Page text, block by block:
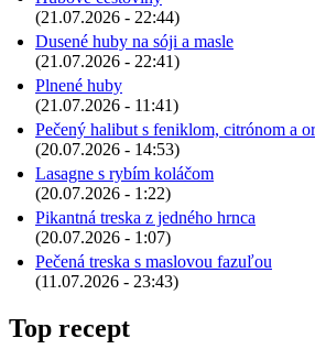
(21.07.2026 - 22:44)
Dusené huby na sóji a masle
(21.07.2026 - 22:41)
Plnené huby
(21.07.2026 - 11:41)
Pečený halibut s feniklom, citrónom a
(20.07.2026 - 14:53)
Lasagne s rybím koláčom
(20.07.2026 - 1:22)
Pikantná treska z jedného hrnca
(20.07.2026 - 1:07)
Pečená treska s maslovou fazuľou
(11.07.2026 - 23:43)
Top recept